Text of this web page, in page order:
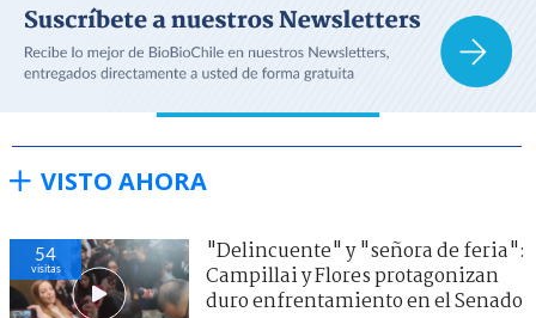
VISTO AHORA
54
visitas
"Delincuente" y "señora de feria":
Campillai y Flores protagonizan
duro enfrentamiento en el Senado